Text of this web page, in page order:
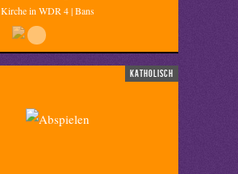
Kirche in WDR 4 | Bans
katholisch